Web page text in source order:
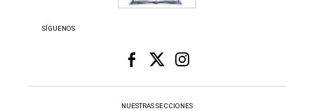
SÍGUENOS
NUESTRAS SECCIONES